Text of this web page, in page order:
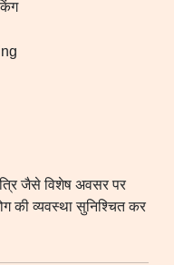
जैसे विशेष अवसर पर
की व्यवस्था सुनिश्चित कर